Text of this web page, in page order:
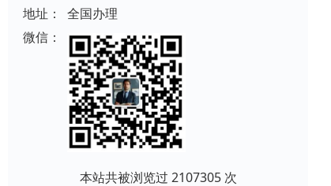
地址：
全国办理
微信：
本站共被浏览过 2107305 次